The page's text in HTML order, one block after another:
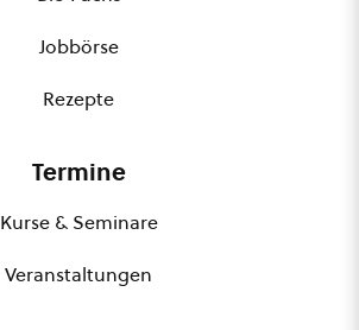
Jobbörse
Rezepte
Termine
Kurse & Seminare
Veranstaltungen